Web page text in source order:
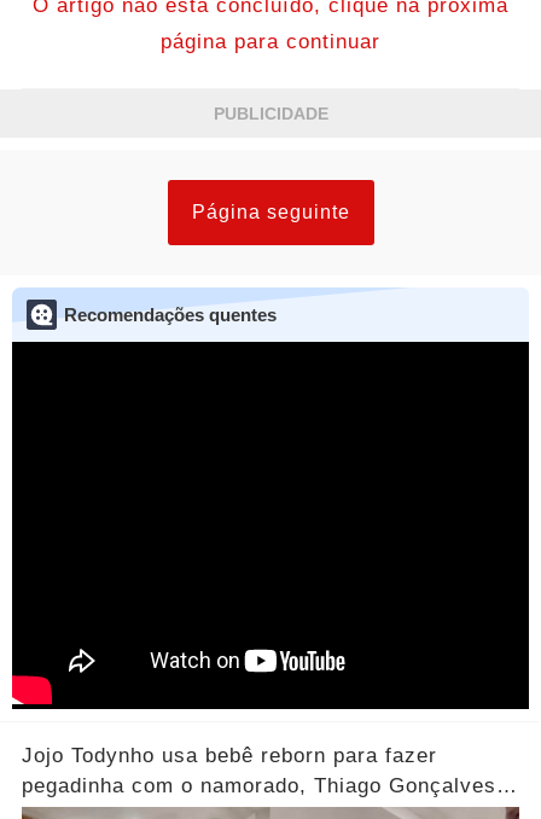
O artigo não está concluído, clique na próxima
página para continuar
PUBLICIDADE
Página seguinte
Recomendações quentes
Jojo Todynho usa bebê reborn para fazer
pegadinha com o namorado, Thiago Gonçalves...